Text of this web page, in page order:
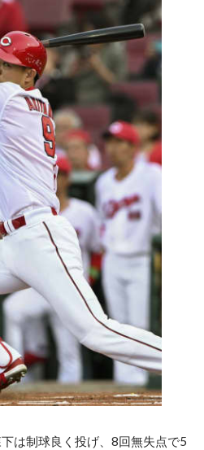
は制球良く投げ、8回無失点で5